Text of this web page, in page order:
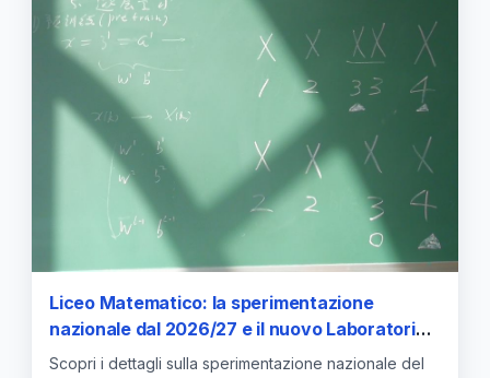
Liceo Matematico: la sperimentazione
nazionale dal 2026/27 e il nuovo Laboratorio
Matematico
Scopri i dettagli sulla sperimentazione nazionale del